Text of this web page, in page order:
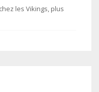
les Vikings, plus